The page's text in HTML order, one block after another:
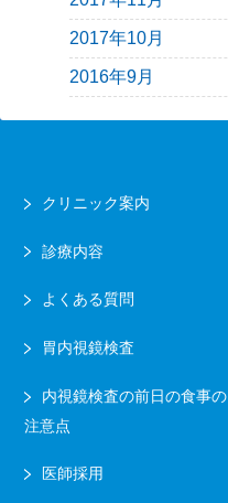
2017年10月
2016年9月
クリニック案内
診療内容
よくある質問
胃内視鏡検査
内視鏡検査の前日の食事の
注意点
医師採用